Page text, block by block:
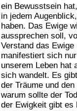
ein Bewusstsein
in jedem
haben. Das Ewige
aussprechen soll,
Verstand das
manifestiert sich
unserem Leben hat
sich wandelt. Es
der Träume und
warum sollte der
der Ewigkeit gibt es